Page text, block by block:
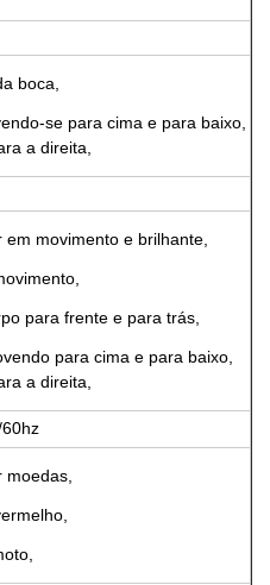
boca,
se para cima e para baixo,
a direita,
em movimento e brilhante,
para frente e para trás,
para cima e para baixo,
a direita,
moedas,